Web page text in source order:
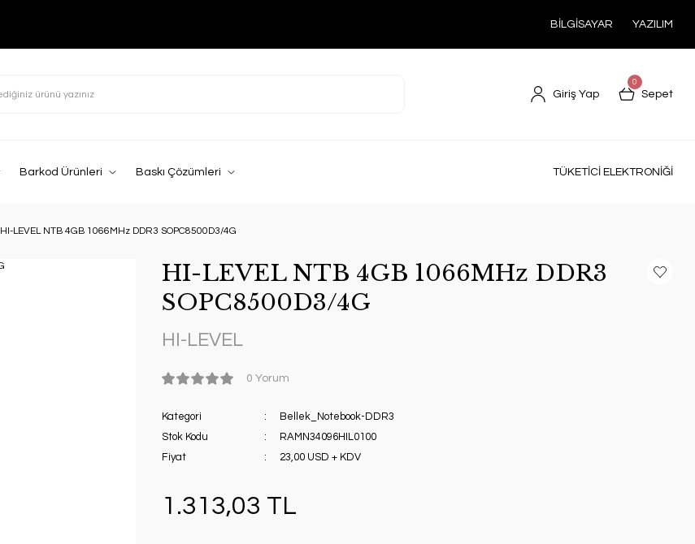
BİLGİSAYAR YAZILIM
Giriş Yap Sepet
0
Barkod Ürünleri Baskı Çözümleri TÜKETİCİ ELEKTRONİĞİ
HI-LEVEL NTB 4GB 1066MHz DDR3 SOPC8500D3/4G
HI-LEVEL NTB 4GB 1066MHz DDR3
SOPC8500D3/4G
HI-LEVEL
0 Yorum
Kategori
Bellek_Notebook-DDR3
Stok Kodu
RAMN34096HIL0100
Fiyat
23,00 USD + KDV
1.313,03 TL